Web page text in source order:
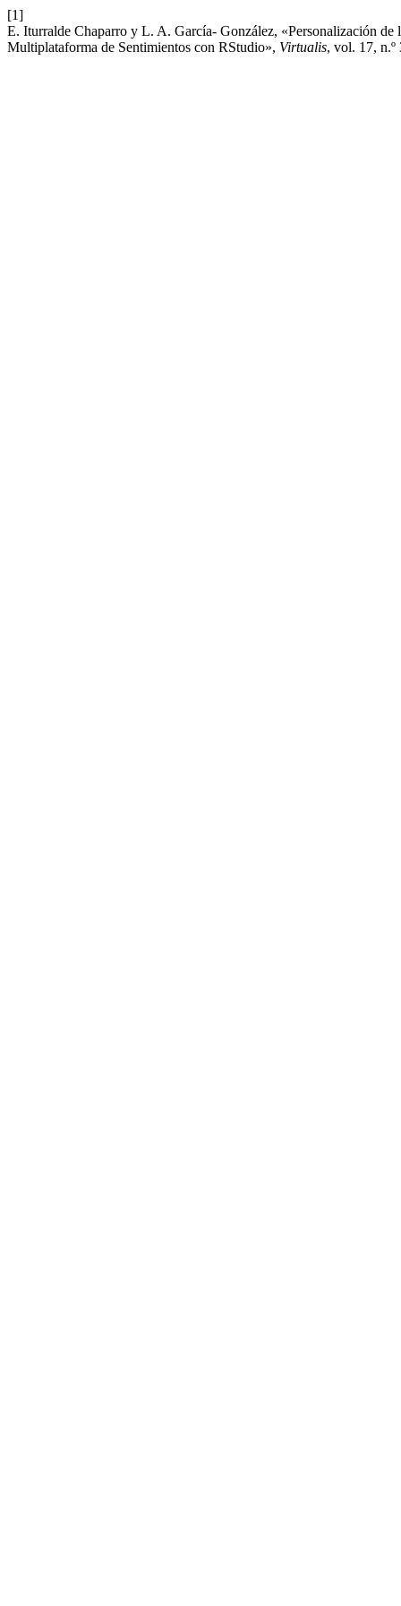
[1]
E. Iturralde Chaparro y L. A. García- González, «Personalización
Multiplataforma de Sentimientos con RStudio», Virtualis, vol. 17,